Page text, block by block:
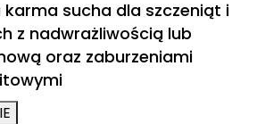
karma sucha dla szczeniąt i
z nadwrażliwością lub
oraz zaburzeniami